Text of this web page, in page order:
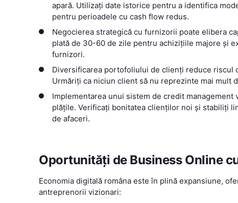
apară. Utilizați date istorice pentru a identifica
pentru perioadele cu cash flow redus.
Negocierea strategică cu furnizorii poate elibera
plată de 30-60 de zile pentru achizițiile majore și
furnizori.
Diversificarea portofoliului de clienți reduce riscul
Urmăriți ca niciun client să nu reprezinte mai mult
Implementarea unui sistem de credit
plățile. Verificați bonitatea clienților noi și stabiliți
de afaceri.
Oportunități de Business Online
Economia digitală româna este în plină expansiune,
antreprenorii vizionari: